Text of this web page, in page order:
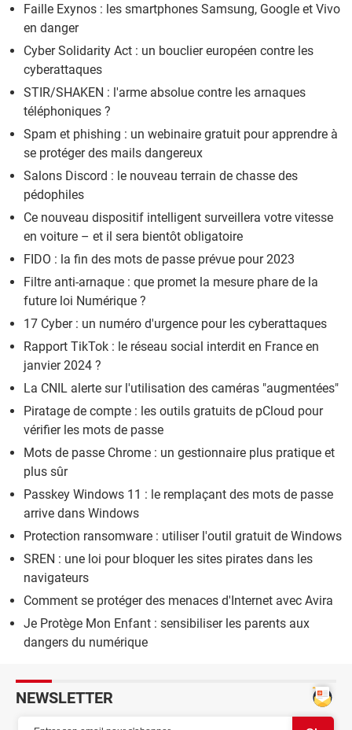
Faille Exynos : les smartphones Samsung, Google et Vivo
en danger
Cyber Solidarity Act : un bouclier européen contre les
cyberattaques
STIR/SHAKEN : l'arme absolue contre les arnaques
téléphoniques ?
Spam et phishing : un webinaire gratuit pour apprendre à
se protéger des mails dangereux
Salons Discord : le nouveau terrain de chasse des
pédophiles
Ce nouveau dispositif intelligent surveillera votre vitesse
en voiture – et il sera bientôt obligatoire
FIDO : la fin des mots de passe prévue pour 2023
Filtre anti-arnaque : que promet la mesure phare de la
future loi Numérique ?
17 Cyber : un numéro d'urgence pour les cyberattaques
Rapport TikTok : le réseau social interdit en France en
janvier 2024 ?
La CNIL alerte sur l'utilisation des caméras "augmentées"
Piratage de compte : les outils gratuits de pCloud pour
vérifier les mots de passe
Mots de passe Chrome : un gestionnaire plus pratique et
plus sûr
Passkey Windows 11 : le remplaçant des mots de passe
arrive dans Windows
Protection ransomware : utiliser l'outil gratuit de Windows
SREN : une loi pour bloquer les sites pirates dans les
navigateurs
Comment se protéger des menaces d'Internet avec Avira
Je Protège Mon Enfant : sensibiliser les parents aux
dangers du numérique
NEWSLETTER